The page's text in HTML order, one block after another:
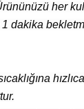
her
dakika